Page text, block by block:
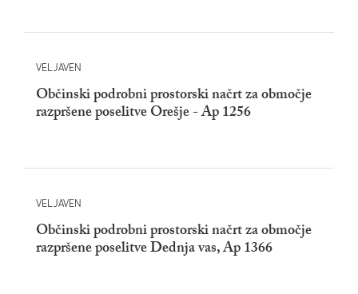
VELJAVEN
Občinski podrobni prostorski načrt za območje
razpršene poselitve Orešje - Ap 1256
VELJAVEN
Občinski podrobni prostorski načrt za območje
razpršene poselitve Dednja vas, Ap 1366